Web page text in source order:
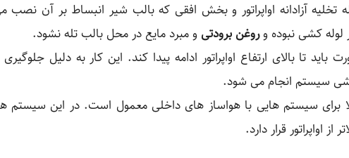
تخلیه آزادانه اواپراتور و بخش افقی که بالب شیر انبساط بر آن
لوله کشی نبوده وروغن برودتی و مبرد مایع در محل بالب تله نشود.
تا بالای ارتفاع اواپراتور ادامه پیدا کند. این کار به دلیل
سیستم انجام می شود.
برای سیستم هایی با هواساز های داخلی معمول است. در این سیستم
اواپراتور قرار دارد.